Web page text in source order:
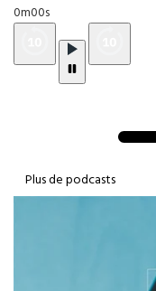
0m00s
Plus de podcasts